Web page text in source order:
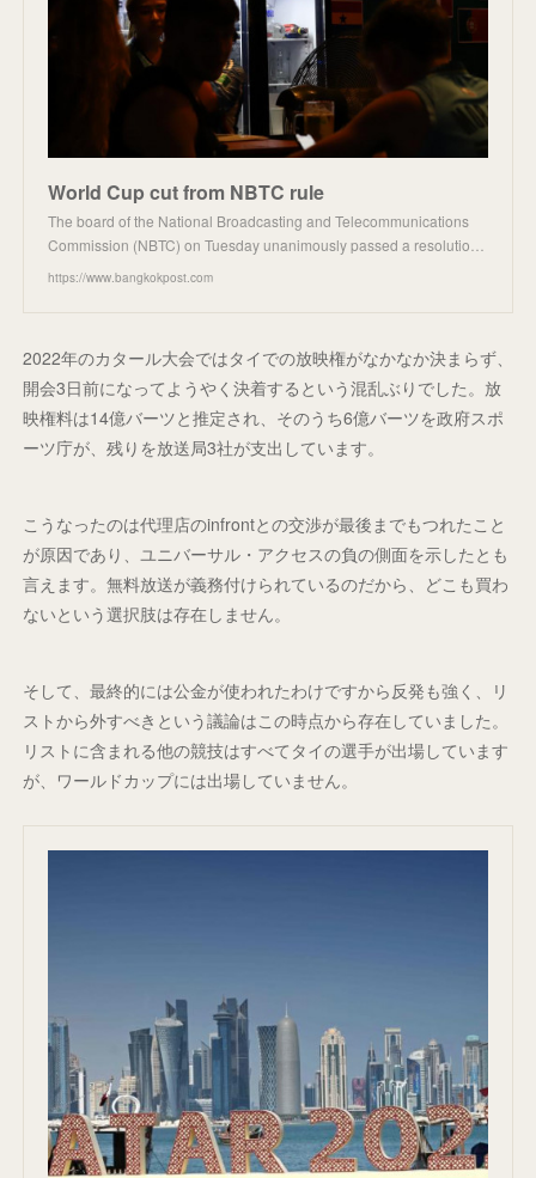
World Cup cut from NBTC rule
The board of the National Broadcasting and Telecommunications
Commission (NBTC) on Tuesday unanimously passed a resolutio…
https://www.bangkokpost.com
2022年のカタール大会ではタイでの放映権がなかなか決まらず、
開会3日前になってようやく決着するという混乱ぶりでした。放
映権料は14億バーツと推定され、そのうち6億バーツを政府スポ
ーツ庁が、残りを放送局3社が支出しています。
こうなったのは代理店のinfrontとの交渉が最後までもつれたこと
が原因であり、ユニバーサル・アクセスの負の側面を示したとも
言えます。無料放送が義務付けられているのだから、どこも買わ
ないという選択肢は存在しません。
そして、最終的には公金が使われたわけですから反発も強く、リ
ストから外すべきという議論はこの時点から存在していました。
リストに含まれる他の競技はすべてタイの選手が出場しています
が、ワールドカップには出場していません。